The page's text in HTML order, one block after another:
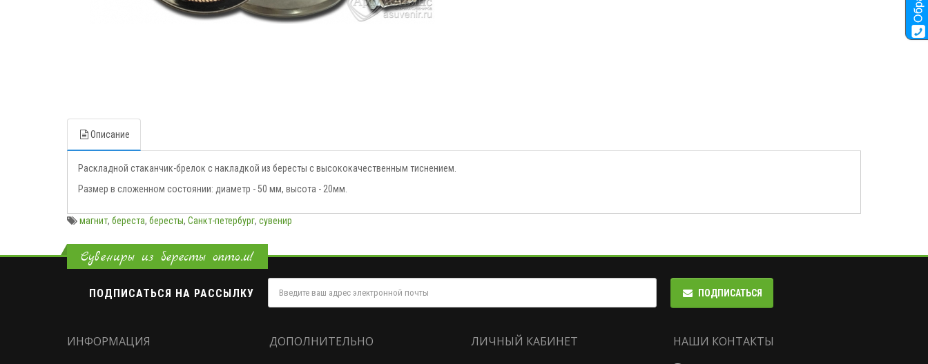
Описание
Раскладной стаканчик-брелок с накладкой из бересты с высококачественным тиснением.
Размер в сложенном состоянии: диаметр - 50 мм, высота - 20мм.
магнит, береста, бересты, Санкт-петербург, сувенир
Сувениры из бересты оптом!
ПОДПИСАТЬСЯ НА РАССЫЛКУ ПОДПИСАТЬСЯ
ИНФОРМАЦИЯ ДОПОЛНИТЕЛЬНО ЛИЧНЫЙ КАБИНЕТ НАШИ КОНТАКТЫ